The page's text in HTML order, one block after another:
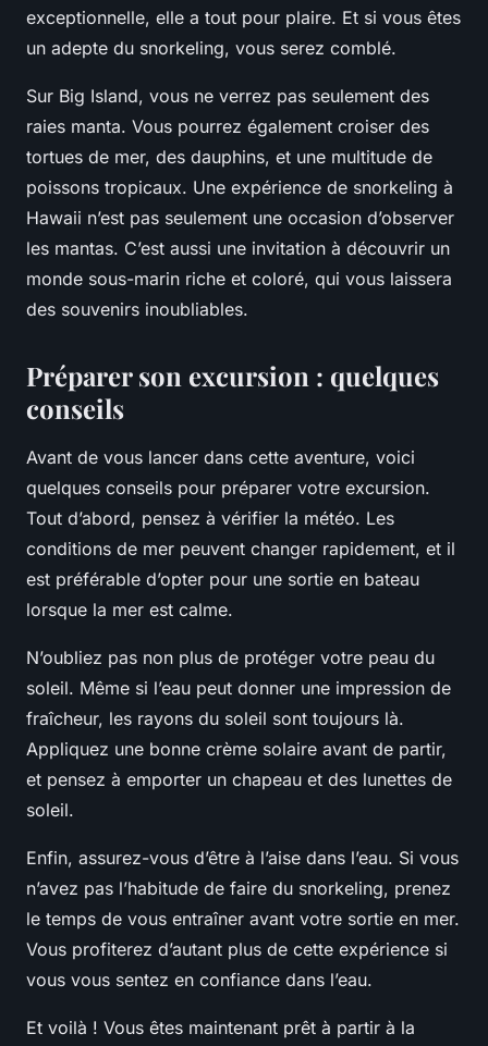
exceptionnelle, elle a tout pour plaire. Et si vous êtes
un adepte du snorkeling, vous serez comblé.
Sur Big Island, vous ne verrez pas seulement des
raies manta. Vous pourrez également croiser des
tortues de mer, des dauphins, et une multitude de
poissons tropicaux. Une expérience de snorkeling à
Hawaii n’est pas seulement une occasion d’observer
les mantas. C’est aussi une invitation à découvrir un
monde sous-marin riche et coloré, qui vous laissera
des souvenirs inoubliables.
Préparer son excursion : quelques
conseils
Avant de vous lancer dans cette aventure, voici
quelques conseils pour préparer votre excursion.
Tout d’abord, pensez à vérifier la météo. Les
conditions de mer peuvent changer rapidement, et il
est préférable d’opter pour une sortie en bateau
lorsque la mer est calme.
N’oubliez pas non plus de protéger votre peau du
soleil. Même si l’eau peut donner une impression de
fraîcheur, les rayons du soleil sont toujours là.
Appliquez une bonne crème solaire avant de partir,
et pensez à emporter un chapeau et des lunettes de
soleil.
Enfin, assurez-vous d’être à l’aise dans l’eau. Si vous
n’avez pas l’habitude de faire du snorkeling, prenez
le temps de vous entraîner avant votre sortie en mer.
Vous profiterez d’autant plus de cette expérience si
vous vous sentez en confiance dans l’eau.
Et voilà ! Vous êtes maintenant prêt à partir à la